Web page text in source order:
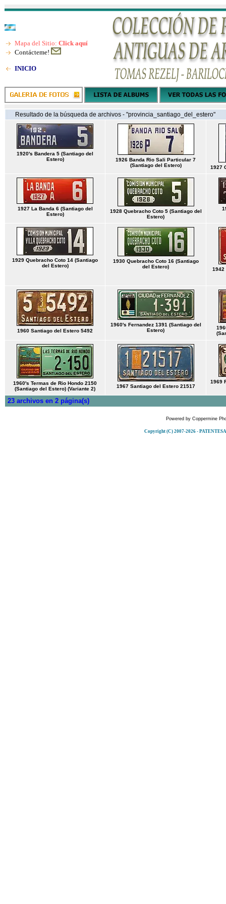
Mapa del Sitio: Click aquí
Contácteme!
INICIO
Resultado de la búsqueda de archivos - "provincia_santiago_del_estero"
1920's Bandera 5 (Santiago del
Estero)
1926 Banda Rio Sali Particular 7
(Santiago del Estero)
1927
1927 La Banda 6 (Santiago del
Estero)
1928 Quebracho Coto 5 (Santiago del
Estero)
1929 Quebracho Coto 14 (Santiago
del Estero)
1930 Quebracho Coto 16 (Santiago
del Estero)
1942
1960 Santiago del Estero 5492
1960's Fernandez 1391 (Santiago del
Estero)
1960's Termas de Rio Hondo 2150
(Santiago del Estero) (Variante 2)
1967 Santiago del Estero 21517
1969
23 archivos en 2 página(s)
Powered by Coppermine
Copyright (C) 2007-2026 -